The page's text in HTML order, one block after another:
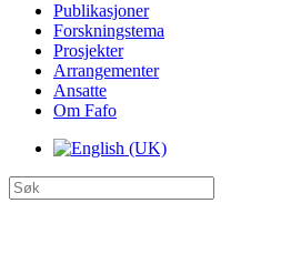
Publikasjoner
Forskningstema
Prosjekter
Arrangementer
Ansatte
Om Fafo